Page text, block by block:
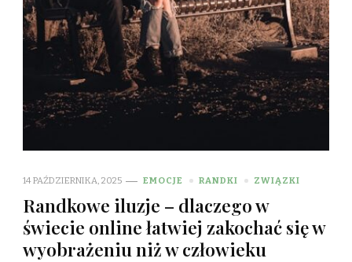
14 PAŹDZIERNIKA, 2025 EMOCJE RANDKI ZWIĄZKI
Randkowe iluzje – dlaczego w
świecie online łatwiej zakochać się w
wyobrażeniu niż w człowieku